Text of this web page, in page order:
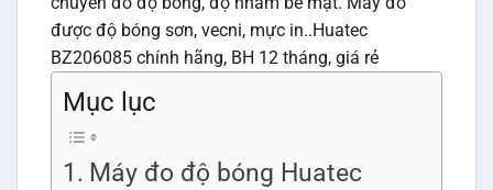
được độ bóng sơn, vecni, mực in..Huatec
BZ206085 chính hãng, BH 12 tháng, giá rẻ
Mục lục
Máy đo độ bóng Huatec